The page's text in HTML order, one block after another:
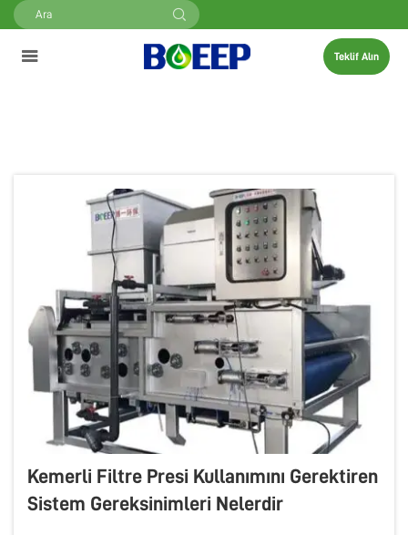
Teklif Alın
Kemerli Filtre Presi Kullanımını Gerektiren
Sistem Gereksinimleri Nelerdir